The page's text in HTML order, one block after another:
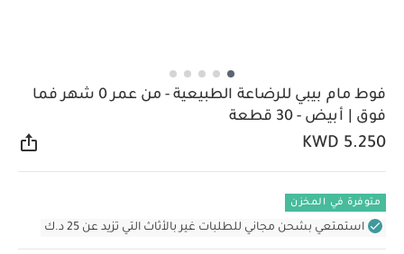
فوط مام بيبي للرضاعة الطبيعية - من عمر 0 ​​شهر فما
فوق | أبيض - 30 قطعة
KWD 5.250
متوفرة في المخزن
استمتعي بشحن مجاني للطلبات غير بالأثاث التي تزيد عن 25 د.ك